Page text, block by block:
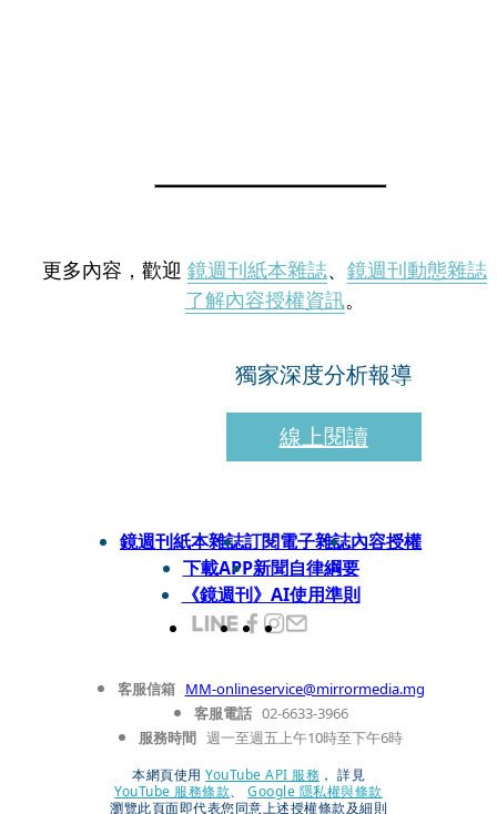
更多內容，歡迎 鏡週刊紙本雜誌、 鏡週刊動態雜誌
了解內容授權資訊。
獨家深度分析報導
線上閱讀
鏡週刊紙本雜誌訂閱電子雜誌內容授權
下載APP新聞自律綱要
《鏡週刊》AI使用準則
客服信箱 MM-onlineservice@mirrormedia.mg
客服電話 02-6633-3966
服務時間 週一至週五上午10時至下午6時
本網頁使用 YouTube API 服務 ， 詳見
YouTube 服務條款、
Google 隱私權與條款
瀏覽此頁面即代表您同意上述授權條款及細則